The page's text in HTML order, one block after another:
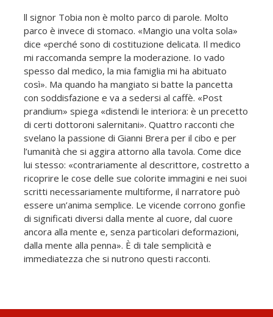
ll signor Tobia non è molto parco di parole. Molto
parco è invece di stomaco. «Mangio una volta sola»
dice «perché sono di costituzione delicata. Il medico
mi raccomanda sempre la moderazione. Io vado
spesso dal medico, la mia famiglia mi ha abituato
così». Ma quando ha mangiato si batte la pancetta
con soddisfazione e va a sedersi al caffè. «Post
prandium» spiega «distendi le interiora: è un precetto
di certi dottoroni salernitani». Quattro racconti che
svelano la passione di Gianni Brera per il cibo e per
l’umanità che si aggira attorno alla tavola. Come dice
lui stesso: «contrariamente al descrittore, costretto a
ricoprire le cose delle sue colorite immagini e nei suoi
scritti necessariamente multiforme, il narratore può
essere un’anima semplice. Le vicende corrono gonfie
di significati diversi dalla mente al cuore, dal cuore
ancora alla mente e, senza particolari deformazioni,
dalla mente alla penna». È di tale semplicità e
immediatezza che si nutrono questi racconti.